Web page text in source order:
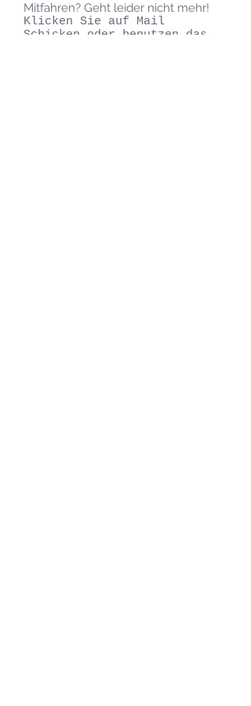
Mitfahren? Geht leider nicht mehr!
Klicken Sie auf Mail
Schicken oder benutzen das